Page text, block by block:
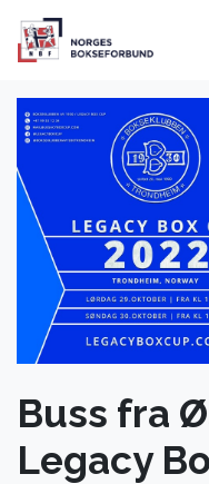
Buss fra
Legacy